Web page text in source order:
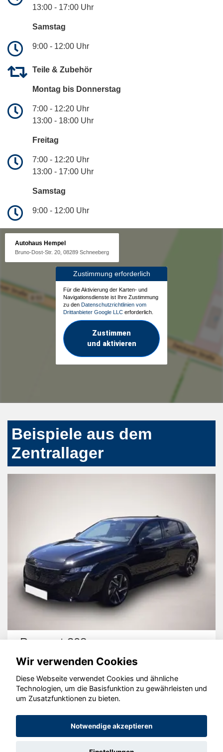
13:00 - 17:00 Uhr
Samstag
9:00 - 12:00 Uhr
Teile & Zubehör
Montag bis Donnerstag
7:00 - 12:20 Uhr
13:00 - 18:00 Uhr
Freitag
7:00 - 12:20 Uhr
13:00 - 17:00 Uhr
Samstag
9:00 - 12:00 Uhr
Autohaus Hempel
Bruno-Dost-Str. 20, 08289 Schneeberg
Zustimmung erforderlich
Für die Aktivierung der Karten- und
Navigationsdienste ist Ihre Zustimmung
zu den Datenschutzrichtlinien vom
Drittanbieter Google LLC erforderlich.
Zustimmen
und aktivieren
Beispiele aus dem
Zentrallager
Peugeot 308
© konjunkturmotor.de GmbH 2020 - 2026
Wir verwenden Cookies
Diese Webseite verwendet Cookies und ähnliche
Technologien, um die Basisfunktion zu gewährleisten und
um Zusatzfunktionen zu bieten.
Notwendige akzeptieren